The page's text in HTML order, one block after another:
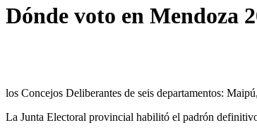
Dónde voto en Mendoza
los Concejos Deliberantes de seis departamentos:
La Junta Electoral provincial habilitó el padrón